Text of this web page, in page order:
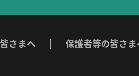
さまへ 保護者等の皆さま